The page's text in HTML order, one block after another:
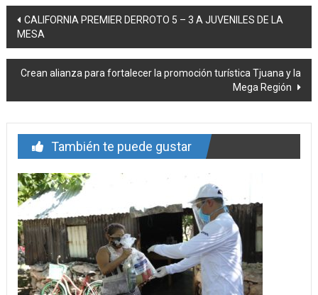
Navegación
de
entrada
CALIFORNIA PREMIER DERROTO 5 – 3 A JUVENILES DE LA
MESA
Crean alianza para fortalecer la promoción turística Tjuana y la
Mega Región
También te puede gustar